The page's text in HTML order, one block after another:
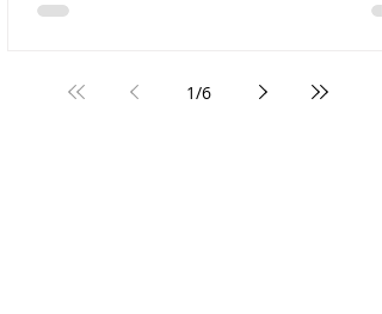
1/6